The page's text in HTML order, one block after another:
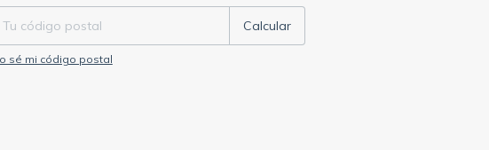
Calcular
sé mi código postal